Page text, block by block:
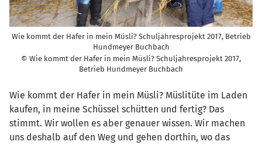
Wie kommt der Hafer in mein Müsli? Schuljahresprojekt 2017, Betrieb
Hundmeyer Buchbach
© Wie kommt der Hafer in mein Müsli? Schuljahresprojekt 2017,
Betrieb Hundmeyer Buchbach
Wie kommt der Hafer in mein Müsli? Müslitüte im Laden
kaufen, in meine Schüssel schütten und fertig? Das
stimmt. Wir wollen es aber genauer wissen. Wir machen
uns deshalb auf den Weg und gehen dorthin, wo das